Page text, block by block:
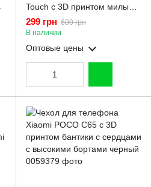
Touch с 3D принтом милые
котики с лапками для Xiaomi
POCO C65 розовый (Полная
защита камеры)
299 грн 600 грн
В наличии
Оптовые цены